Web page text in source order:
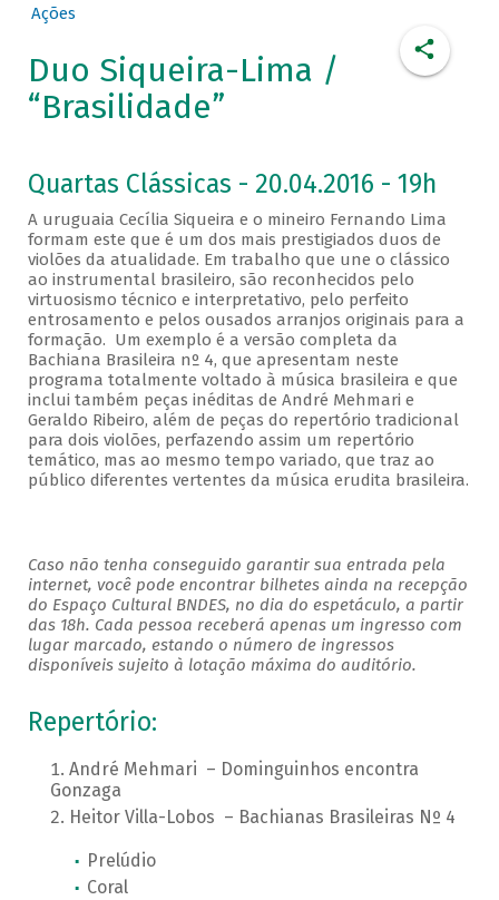
Ações
Duo Siqueira-Lima /
“Brasilidade”
Quartas Clássicas - 20.04.2016 - 19h
A uruguaia Cecília Siqueira e o mineiro Fernando Lima
formam este que é um dos mais prestigiados duos de
violões da atualidade. Em trabalho que une o clássico
ao instrumental brasileiro, são reconhecidos pelo
virtuosismo técnico e interpretativo, pelo perfeito
entrosamento e pelos ousados arranjos originais para a
formação. Um exemplo é a versão completa da
Bachiana Brasileira nº 4, que apresentam neste
programa totalmente voltado à música brasileira e que
inclui também peças inéditas de André Mehmari e
Geraldo Ribeiro, além de peças do repertório tradicional
para dois violões, perfazendo assim um repertório
temático, mas ao mesmo tempo variado, que traz ao
público diferentes vertentes da música erudita brasileira.
Caso não tenha conseguido garantir sua entrada pela
internet, você pode encontrar bilhetes ainda na recepção
do Espaço Cultural BNDES, no dia do espetáculo, a partir
das 18h. Cada pessoa receberá apenas um ingresso com
lugar marcado, estando o número de ingressos
disponíveis sujeito à lotação máxima do auditório.
Repertório:
André Mehmari – Dominguinhos encontra
Gonzaga
Heitor Villa-Lobos – Bachianas Brasileiras Nº 4
Prelúdio
Coral